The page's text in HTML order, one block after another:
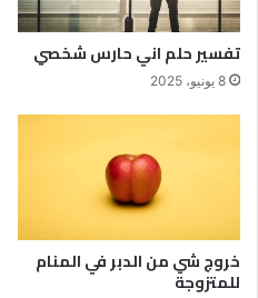
تفسير حلم اني حارس شخصي
8 يونيو، 2025
خروج شي من الدبر في المنام
للمتزوجة